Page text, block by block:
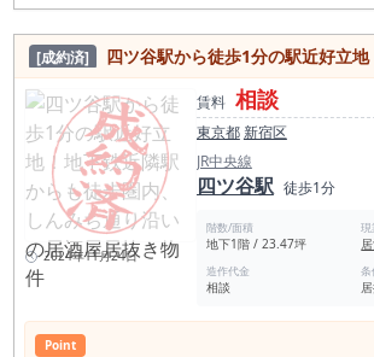
[成約済] 四ツ谷駅から徒歩1分の駅近好立地！地下鉄近隣駅からも徒歩圏内、し
2024年11月24日
賃料 相談
東京都 新宿区
JR中央線
四ツ谷駅 徒歩1分
階数/面積
地下1階 / 23.47坪
造作代金
相談
条
Point